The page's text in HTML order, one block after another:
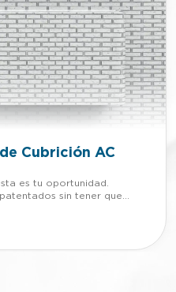
Cubrición AC
es tu oportunidad.
sin tener que